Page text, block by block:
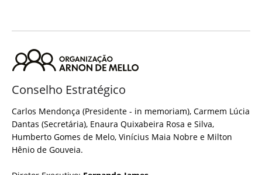
Conselho Estratégico
Carlos Mendonça (Presidente - in memoriam), Carmem Lúcia
Dantas (Secretária), Enaura Quixabeira Rosa e Silva,
Humberto Gomes de Melo, Vinícius Maia Nobre e Milton
Hênio de Gouveia.